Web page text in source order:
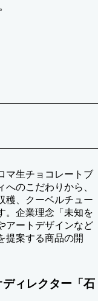
マ生チョコレートブ
のこだわりから、
穫、クーベルチュー
。企業理念「未知を
アートデザインなど
提案する商品の開
ィレクター「石